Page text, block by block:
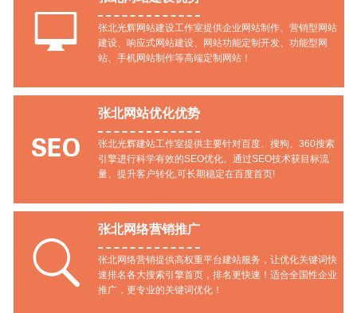

张北光辉网站建设工作室提供企业网站制作、营销型网站
建设、响应式网站建设、网站功能定制开发、功能型网
站、手机网站制作等高端定制网站！

张北网站优化优势
张北光辉建站工作室提供主要针对百度、搜狗、360搜索
引擎进行科学有效的SEO优化。通过SEO技术获目标流
量、提升客户转化,可长期稳定在百度首页!

张北网络营销推广
张北网络营销提供高权重平台建站服务，让优化关键词快
速排名各大搜索引擎首页，排名更快速！适合全国性企业
推广，更专业的关键词优化！